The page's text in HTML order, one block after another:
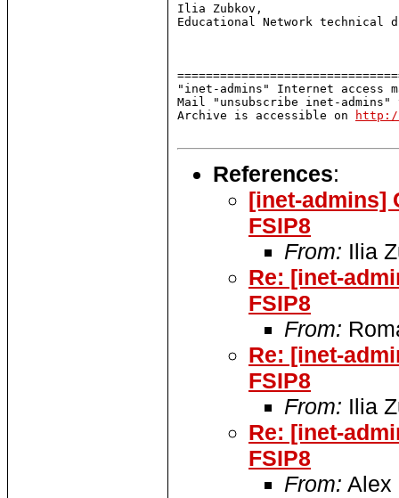
Ilia Zubkov,
Educational Network technical
"inet-admins" Internet access
Mail "unsubscribe inet-
Archive is accessible on
References:
[inet-admins]
FSIP8
From: Ilia
Re: [inet-
FSIP8
From:
Re: [inet-
FSIP8
From: Ilia
Re: [inet-
FSIP8
From: Alex